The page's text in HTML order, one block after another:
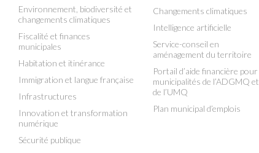
Environnement, biodiversité et
changements climatiques
Fiscalité et finances
municipales
Habitation et itinérance
Immigration et langue française
Infrastructures
Innovation et transformation
numérique
Sécurité publique
Changements climatiques
Intelligence artificielle
Service-conseil en
aménagement du territoire
Portail d’aide financière pour
municipalités de l’ADGMQ et
de l’UMQ
Plan municipal d’emplois